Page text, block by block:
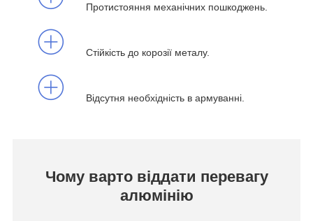
Протистояння механічних пошкоджень.
Стійкість до корозії металу.
Відсутня необхідність в армуванні.
Чому варто віддати перевагу
алюмінію